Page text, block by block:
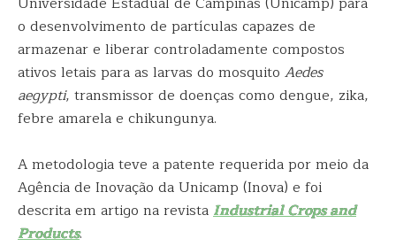
o desenvolvimento de partículas capazes de
armazenar e liberar controladamente compostos
ativos letais para as larvas do mosquito Aedes
aegypti, transmissor de doenças como dengue, zika,
febre amarela e chikungunya.
A metodologia teve a patente requerida por meio da
Agência de Inovação da Unicamp (Inova) e foi
descrita em artigo na revistaIndustrial Crops and
Products.